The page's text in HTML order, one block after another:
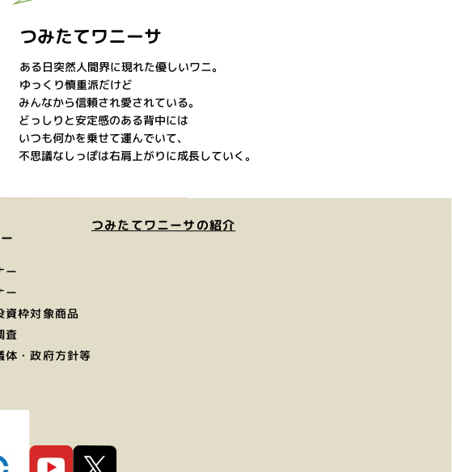
つみたてワニーサ
ある日突然人間界に現れた優しいワニ。
ゆっくり慎重派だけど
みんなから信頼され愛されている。
どっしりと安定感のある背中には
いつも何かを乗せて運んでいて、
不思議なしっぽは右肩上がりに成長していく。
ー
ー
資枠対象商品
査
体・政府方針等
つみたてワニーサの紹介